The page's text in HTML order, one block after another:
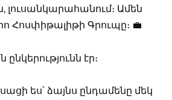
լուսանկարահանում։ Ամեն
Հոսփիթալիթի Գրուպը։ 💼
էր։
ես՝ ձայնս ընդամենը մեկ